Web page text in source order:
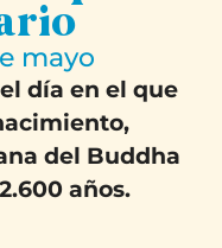
mayo
día en el que
del Buddha
años.